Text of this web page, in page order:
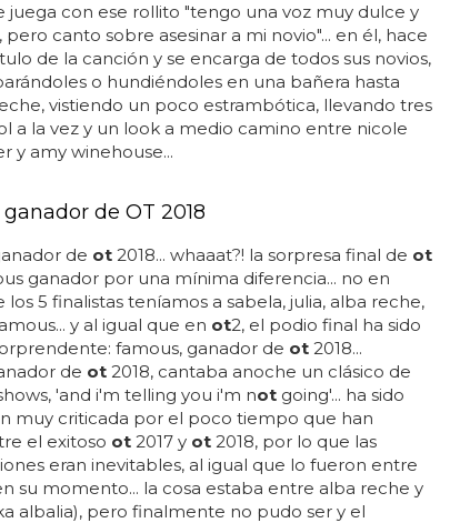
juega con ese rollito "tengo una voz muy dulce y
pero canto sobre asesinar a mi novio"... en él, hace
de la canción y se encarga de todos sus novios,
o hundiéndoles en una bañera hasta
vistiendo un poco estrambótica, llevando tres
a la vez y un look a medio camino entre nicole
y amy winehouse...
de OT 2018
de ot2018... whaaat?! la sorpresa final de ot
ganador por una mínima diferencia... no en
los 5 finalistas teníamos a sabela, julia, alba reche,
y al igual que en ot2, el podio final ha sido
famous, ganador de ot2018...
de ot2018, cantaba anoche un clásico de
'and i'm telling you i'm notgoing'... ha sido
muy criticada por el poco tiempo que han
el exitoso ot2017 y ot2018, por lo que las
eran inevitables, al igual que lo fueron entre
su momento... la cosa estaba entre alba reche y
albalia), pero finalmente no pudo ser y el